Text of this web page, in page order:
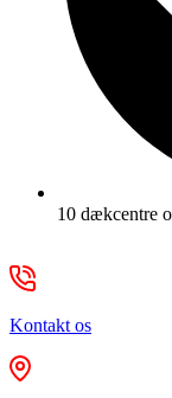
10 dækcentre
Kontakt os